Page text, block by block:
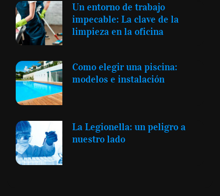
Un entorno de trabajo
impecable: La clave de la
limpieza en la oficina
Como elegir una piscina:
modelos e instalación
La Legionella: un peligro a
nuestro lado